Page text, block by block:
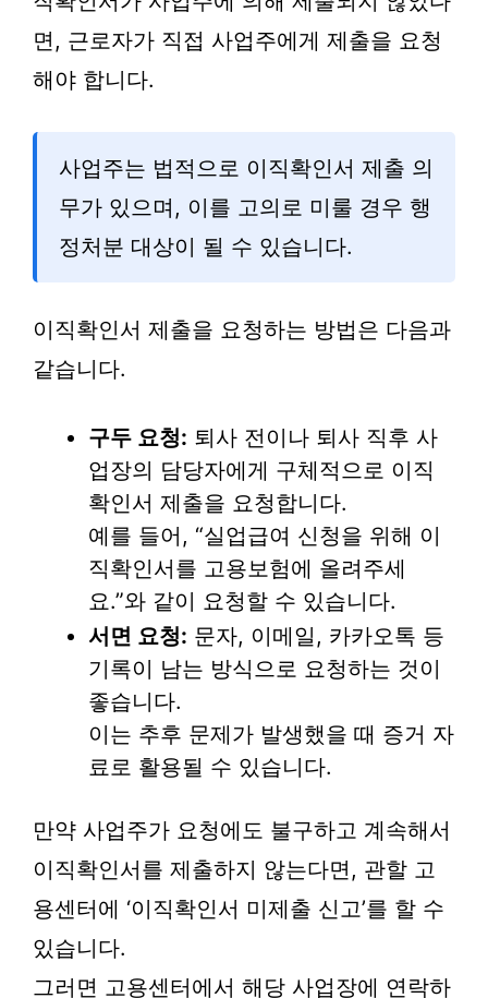
면, 근로자가 직접 사업주에게 제출을 요청
해야 합니다.
사업주는 법적으로 이직확인서 제출 의
무가 있으며, 이를 고의로 미룰 경우 행
정처분 대상이 될 수 있습니다.
이직확인서 제출을 요청하는 방법은 다음과
같습니다.
구두 요청: 퇴사 전이나 퇴사 직후 사
업장의 담당자에게 구체적으로 이직
확인서 제출을 요청합니다.
예를 들어, “실업급여 신청을 위해 이
직확인서를 고용보험에 올려주세
요.”와 같이 요청할 수 있습니다.
서면 요청: 문자, 이메일, 카카오톡 등
기록이 남는 방식으로 요청하는 것이
좋습니다.
이는 추후 문제가 발생했을 때 증거 자
료로 활용될 수 있습니다.
만약 사업주가 요청에도 불구하고 계속해서
이직확인서를 제출하지 않는다면, 관할 고
용센터에 ‘이직확인서 미제출 신고’를 할 수
있습니다.
그러면 고용센터에서 해당 사업장에 연락하